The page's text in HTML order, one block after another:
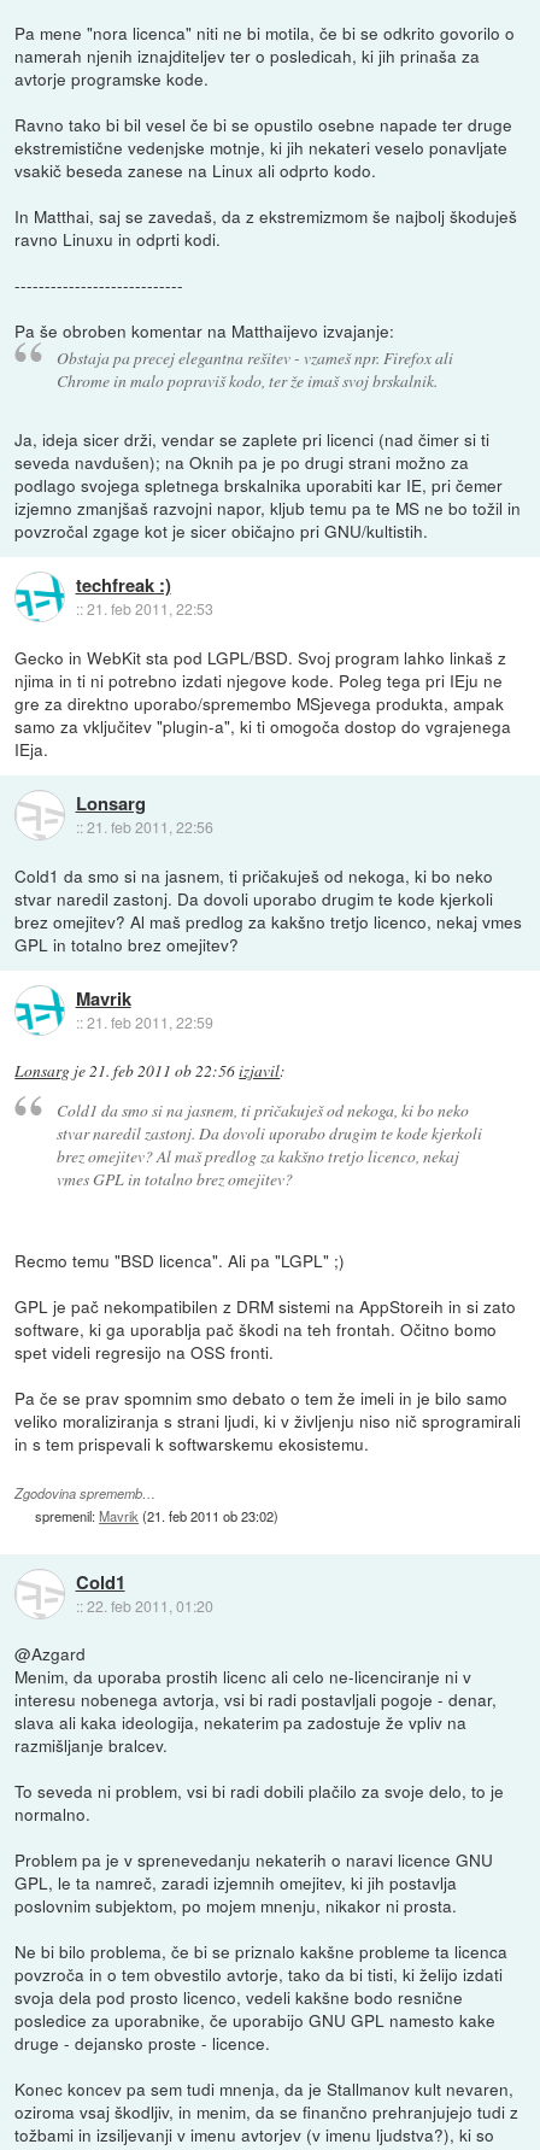
Pa mene "nora licenca" niti ne bi motila, če bi se odkrito govorilo o
namerah njenih iznajditeljev ter o posledicah, ki jih prinaša za
avtorje programske kode.
Ravno tako bi bil vesel če bi se opustilo osebne napade ter druge
ekstremistične vedenjske motnje, ki jih nekateri veselo ponavljate
vsakič beseda zanese na Linux ali odprto kodo.
In Matthai, saj se zavedaš, da z ekstremizmom še najbolj škoduješ
ravno Linuxu in odprti kodi.
----------------------------
Pa še obroben komentar na Matthaijevo izvajanje:
Obstaja pa precej elegantna rešitev - vzameš npr. Firefox ali
Chrome in malo popraviš kodo, ter že imaš svoj brskalnik.
Ja, ideja sicer drži, vendar se zaplete pri licenci (nad čimer si ti
seveda navdušen); na Oknih pa je po drugi strani možno za
podlago svojega spletnega brskalnika uporabiti kar IE, pri čemer
izjemno zmanjšaš razvojni napor, kljub temu pa te MS ne bo tožil in
povzročal zgage kot je sicer običajno pri GNU/kultistih.
techfreak :)
::21. feb 2011, 22:53
Gecko in WebKit sta pod LGPL/BSD. Svoj program lahko linkaš z
njima in ti ni potrebno izdati njegove kode. Poleg tega pri IEju ne
gre za direktno uporabo/spremembo MSjevega produkta, ampak
samo za vključitev "plugin-a", ki ti omogoča dostop do vgrajenega
IEja.
Lonsarg
::21. feb 2011, 22:56
Cold1 da smo si na jasnem, ti pričakuješ od nekoga, ki bo neko
stvar naredil zastonj. Da dovoli uporabo drugim te kode kjerkoli
brez omejitev? Al maš predlog za kakšno tretjo licenco, nekaj vmes
GPL in totalno brez omejitev?
Mavrik
::21. feb 2011, 22:59
Lonsarg je21. feb 2011 ob 22:56izjavil:
Cold1 da smo si na jasnem, ti pričakuješ od nekoga, ki bo neko
stvar naredil zastonj. Da dovoli uporabo drugim te kode kjerkoli
brez omejitev? Al maš predlog za kakšno tretjo licenco, nekaj
vmes GPL in totalno brez omejitev?
Recmo temu "BSD licenca". Ali pa "LGPL" ;)
GPL je pač nekompatibilen z DRM sistemi na AppStoreih in si zato
software, ki ga uporablja pač škodi na teh frontah. Očitno bomo
spet videli regresijo na OSS fronti.
Pa če se prav spomnim smo debato o tem že imeli in je bilo samo
veliko moraliziranja s strani ljudi, ki v življenju niso nič sprogramirali
in s tem prispevali k softwarskemu ekosistemu.
Zgodovina sprememb…
spremenil:Mavrik(21. feb 2011 ob 23:02)
Cold1
::22. feb 2011, 01:20
@Azgard
Menim, da uporaba prostih licenc ali celo ne-licenciranje ni v
interesu nobenega avtorja, vsi bi radi postavljali pogoje - denar,
slava ali kaka ideologija, nekaterim pa zadostuje že vpliv na
razmišljanje bralcev.
To seveda ni problem, vsi bi radi dobili plačilo za svoje delo, to je
normalno.
Problem pa je v sprenevedanju nekaterih o naravi licence GNU
GPL, le ta namreč, zaradi izjemnih omejitev, ki jih postavlja
poslovnim subjektom, po mojem mnenju, nikakor ni prosta.
Ne bi bilo problema, če bi se priznalo kakšne probleme ta licenca
povzroča in o tem obvestilo avtorje, tako da bi tisti, ki želijo izdati
svoja dela pod prosto licenco, vedeli kakšne bodo resnične
posledice za uporabnike, če uporabijo GNU GPL namesto kake
druge - dejansko proste - licence.
Konec koncev pa sem tudi mnenja, da je Stallmanov kult nevaren,
oziroma vsaj škodljiv, in menim, da se finančno prehranjujejo tudi z
tožbami in izsiljevanji v imenu avtorjev (v imenu ljudstva?), ki so